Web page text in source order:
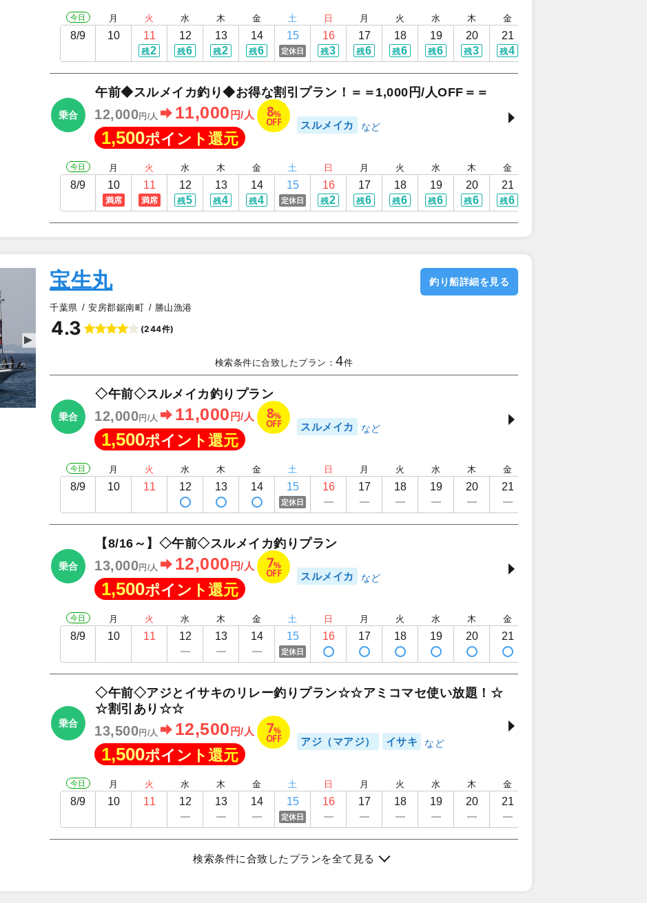
今日
8/9
月
10
火
11
残2
水
12
残6
木
13
残2
金
14
残6
土
15
定休日
日
16
残3
月
17
残6
火
18
残6
水
19
残6
木
20
残3
金
21
残4
乗合
午前◆スルメイカ釣り◆お得な割引プラン！＝＝1,000円/人OFF＝＝
12,000円/人 11,000 円/人 8%
OFF
1,500ポイント還元
スルメイカ
今日
8/9
月
10
満席
火
11
満席
水
12
残5
木
13
残4
金
14
残4
土
15
定休日
日
16
残2
月
17
残6
火
18
残6
水
19
残6
木
20
残6
金
21
残6
▲
宝生丸
千葉県 安房郡鋸南町 勝山漁港
4.3 (244件)
釣り船詳細を見る
検索条件に合致したプラン：4件
乗合
◇午前◇スルメイカ釣りプラン
12,000円/人 11,000 円/人 8%
OFF
1,500ポイント還元
スルメイカ
今日
8/9
月
10
火
11
水
12
木
13
金
14
土
15
定休日
日
16
月
17
火
18
水
19
木
20
金
21
乗合
【8/16～】◇午前◇スルメイカ釣りプラン
13,000円/人 12,000 円/人 7%
OFF
1,500ポイント還元
スルメイカ
今日
8/9
月
10
火
11
水
12
木
13
金
14
土
15
定休日
日
16
月
17
火
18
水
19
木
20
金
21
乗合
◇午前◇アジとイサキのリレー釣りプラン☆☆アミコマセ使い放題！☆
☆割引あり☆☆
13,500円/人 12,500 円/人 7%
OFF
1,500ポイント還元
アジ（マアジ） イサキ
今日
8/9
月
10
火
11
水
12
木
13
金
14
土
15
定休日
日
16
月
17
火
18
水
19
木
20
金
21
検索条件に合致したプランを全て見る